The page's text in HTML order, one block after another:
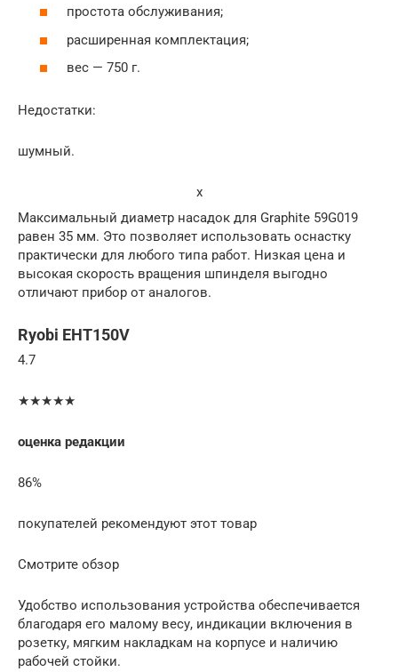
простота обслуживания;
расширенная комплектация;
вес — 750 г.
Недостатки:
шумный.
x
Максимальный диаметр насадок для Graphite 59G019
равен 35 мм. Это позволяет использовать оснастку
практически для любого типа работ. Низкая цена и
высокая скорость вращения шпинделя выгодно
отличают прибор от аналогов.
Ryobi EHT150V
4.7
★★★★★
оценка редакции
86%
покупателей рекомендуют этот товар
Смотрите обзор
Удобство использования устройства обеспечивается
благодаря его малому весу, индикации включения в
розетку, мягким накладкам на корпусе и наличию
рабочей стойки.